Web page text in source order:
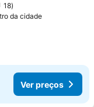
18
da cidade
Ver preços